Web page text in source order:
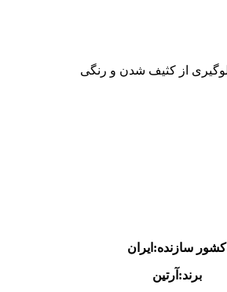
کشور سازنده:ایران
برند:آرتین